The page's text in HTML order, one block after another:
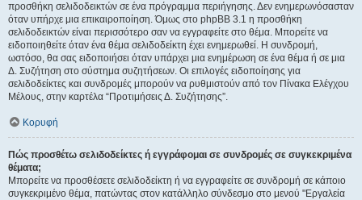
προσθήκη σελιδοδεικτών σε ένα πρόγραμμα περιήγησης. Δεν ενημερωνόσασταν
όταν υπήρχε μια επικαιροποίηση. Όμως στο phpBB 3.1 η προσθήκη
σελιδοδεικτών είναι περισσότερο σαν να εγγραφείτε στο θέμα. Μπορείτε να
ειδοποιηθείτε όταν ένα θέμα σελιδοδείκτη έχει ενημερωθεί. Η συνδρομή,
ωστόσο, θα σας ειδοποιήσει όταν υπάρχει μια ενημέρωση σε ένα θέμα ή σε μια
Δ. Συζήτηση στο σύστημα συζητήσεων. Οι επιλογές ειδοποίησης για
σελιδοδείκτες και συνδρομές μπορούν να ρυθμιστούν από τον Πίνακα Ελέγχου
Μέλους, στην καρτέλα “Προτιμήσεις Δ. Συζήτησης”.
Κορυφή
Πώς προσθέτω σελιδοδείκτες ή εγγράφομαι σε συνδρομές σε συγκεκριμένα
θέματα;
Μπορείτε να προσθέσετε σελιδοδείκτη ή να εγγραφείτε σε συνδρομή σε κάποιο
συγκεκριμένο θέμα, πατώντας στον κατάλληλο σύνδεσμο στο μενού "Εργαλεία